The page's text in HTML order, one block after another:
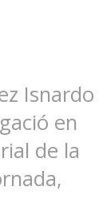
Isnardo
en
de la